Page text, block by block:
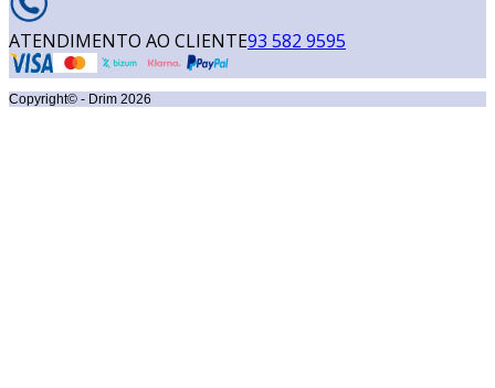
ATENDIMENTO AO CLIENTE93 582 9595
Copyright© - Drim 2026